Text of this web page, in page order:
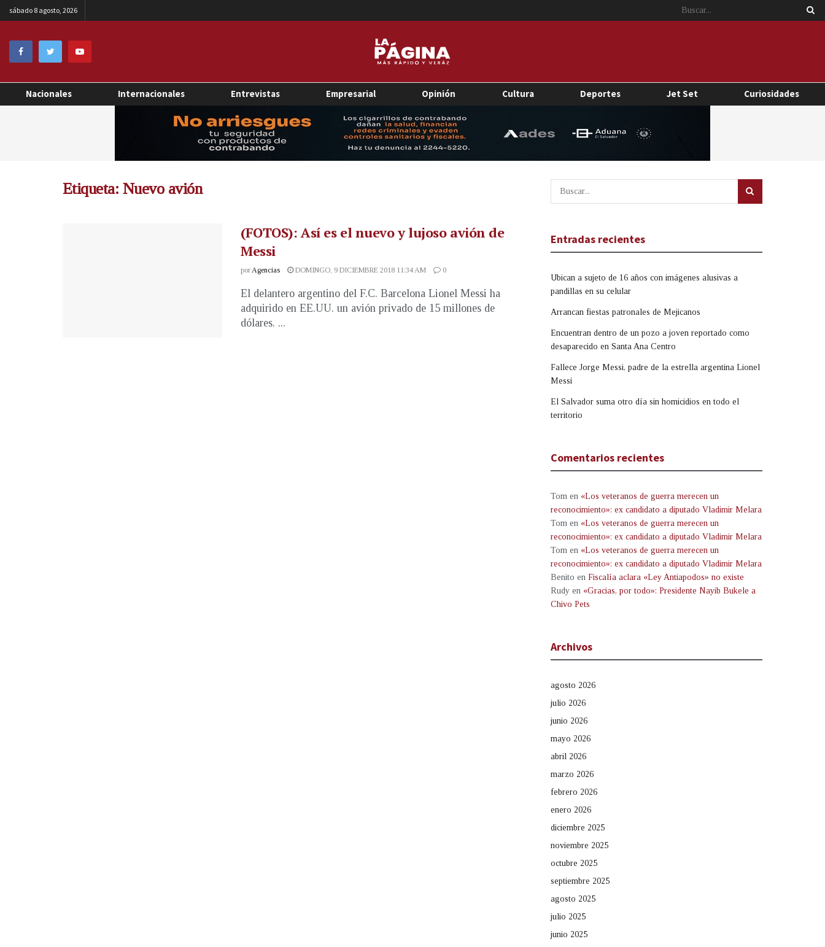
sábado 8 agosto, 2026
Nacionales Internacionales Entrevistas Empresarial Opinión Cultura Deportes Jet Set Curiosidades
Etiqueta: Nuevo avión
(FOTOS): Así es el nuevo y lujoso avión de
Messi
porAgencias DOMINGO, 9 DICIEMBRE 2018 11:34 AM 0
El delantero argentino del F.C. Barcelona Lionel Messi ha
adquirido en EE.UU. un avión privado de 15 millones de
dólares. ...
Entradas recientes
Ubican a sujeto de 16 años con imágenes alusivas a
pandillas en su celular
Arrancan fiestas patronales de Mejicanos
Encuentran dentro de un pozo a joven reportado como
desaparecido en Santa Ana Centro
Fallece Jorge Messi, padre de la estrella argentina Lionel
Messi
El Salvador suma otro día sin homicidios en todo el
territorio
Comentarios recientes
Tom en «Los veteranos de guerra merecen un
reconocimiento»: ex candidato a diputado Vladimir Melara
Tom en «Los veteranos de guerra merecen un
reconocimiento»: ex candidato a diputado Vladimir Melara
Tom en «Los veteranos de guerra merecen un
reconocimiento»: ex candidato a diputado Vladimir Melara
Benito en Fiscalía aclara «Ley Antiapodos» no existe
Rudy en «Gracias, por todo»: Presidente Nayib Bukele a
Chivo Pets
Archivos
agosto 2026
julio 2026
junio 2026
mayo 2026
abril 2026
marzo 2026
febrero 2026
enero 2026
diciembre 2025
noviembre 2025
octubre 2025
septiembre 2025
agosto 2025
julio 2025
junio 2025